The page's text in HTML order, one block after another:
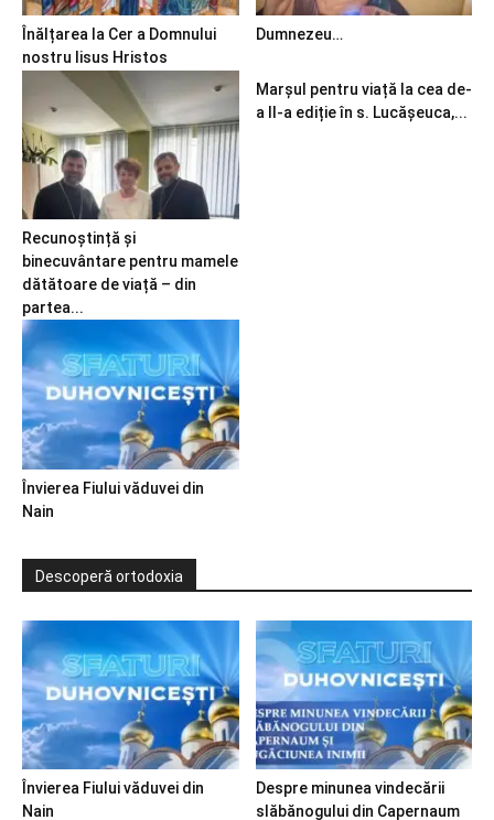
Înălțarea la Cer a Domnului
nostru Iisus Hristos
Dumnezeu…
Recunoștință și
binecuvântare pentru mamele
dătătoare de viață – din
partea...
Marșul pentru viață la cea de-
a II-a ediție în s. Lucășeuca,...
Învierea Fiului văduvei din
Nain
Descoperă ortodoxia
Învierea Fiului văduvei din
Nain
Despre minunea vindecării
slăbănogului din Capernaum